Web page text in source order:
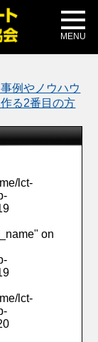
MENU
例やノウハウ
る2番目の方
lct-
on
lct-